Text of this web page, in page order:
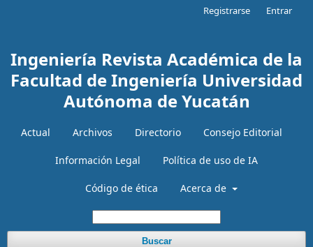
Ingeniería Revista Académica de la
Facultad de Ingeniería Universidad
Autónoma de Yucatán
Actual Archivos Directorio Consejo Editorial
Información Legal Política de uso de IA
Código de ética Acerca de
Buscar
Registrarse Entrar